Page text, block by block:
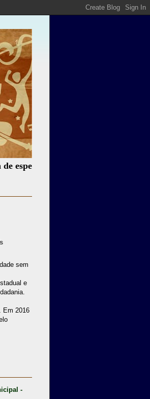
assessoria cultural,
sem
e
Em 2016
-